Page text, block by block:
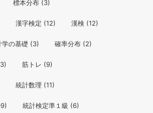
標本分布 (3)
漢字検定 (12) 漢検 (12)
の基礎 (3) 確率分布 (2)
筋トレ (9)
統計数理 (11)
統計検定準１級 (6)